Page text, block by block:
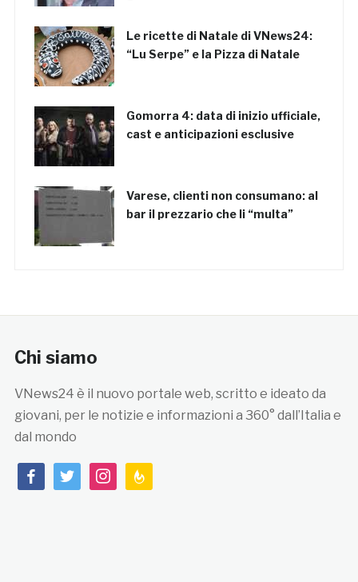
Le ricette di Natale di VNews24:
“Lu Serpe” e la Pizza di Natale
Gomorra 4: data di inizio ufficiale,
cast e anticipazioni esclusive
Varese, clienti non consumano: al
bar il prezzario che li “multa”
Chi siamo
VNews24 è il nuovo portale web, scritto e ideato da
giovani, per le notizie e informazioni a 360° dall’Italia e
dal mondo
facebooktwitterinstagramfeedburner